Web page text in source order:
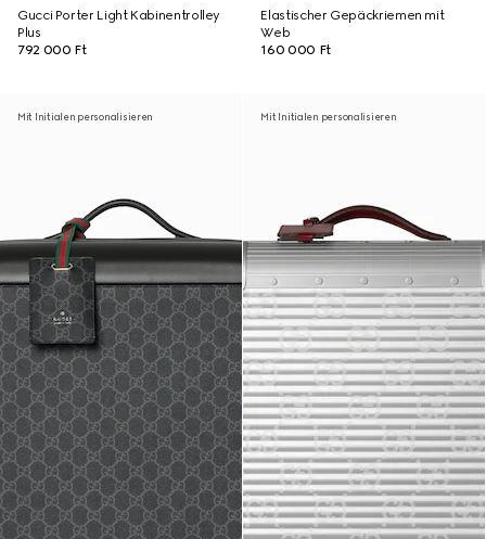
Gucci Porter Light Kabinentrolley
Plus
792 000 Ft
Elastischer Gepäckriemen mit
Web
160 000 Ft
Mit Initialen personalisieren Mit Initialen personalisieren